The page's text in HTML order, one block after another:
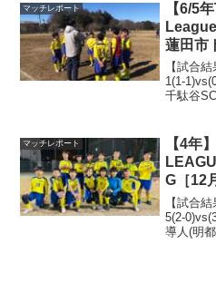
ではない
マッチレポート
【6/5
蓮田市
『試
『試合
【試合
1(1-
千駄谷
マッチレポート
【4年
G［12
『マ
【試合
5(2-
導人(明